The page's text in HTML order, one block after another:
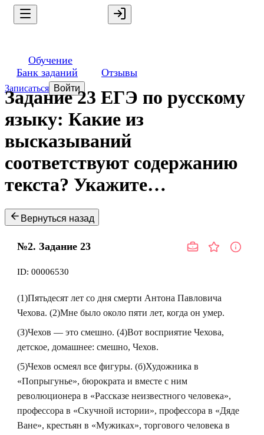
Обучение
Банк заданий
Отзывы
Записаться Войти
Задание 23 ЕГЭ по русскому
языку: Какие из
высказываний
соответствуют содержанию
текста? Укажите…
Вернуться назад
№2. Задание 23
ID: 00006530
(1)Пятьдесят лет со дня смерти Антона Павловича
Чехова. (2)Мне было около пяти лет, когда он умер.
(З)Чехов — это смешно. (4)Вот восприятие Чехова,
детское, домашнее: смешно, Чехов.
(5)Чехов осмеял все фигуры. (б)Художника в
«Попрыгунье», бюрократа и вместе с ним
революционера в «Рассказе неизвестного человека»,
профессора в «Скучной истории», профессора в «Дяде
Ване», крестьян в «Мужиках», торгового человека в